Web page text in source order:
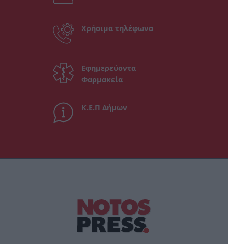
Χρήσιμα τηλέφωνα
Εφημερεύοντα
Φαρμακεία
Κ.Ε.Π Δήμων